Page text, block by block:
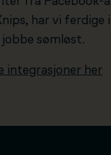
har vi ferdige
sømløst.
integrasjoner her